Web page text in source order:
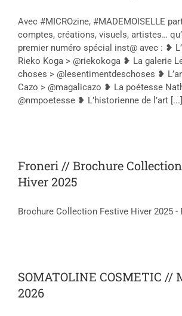
Avec #MICROzine, #MADEMOISELLE
comptes, créations, visuels, artistes…
premier numéro spécial inst@ avec : ❥
Rieko Koga > @riekokoga ❥ La galerie
choses > @lesentimentdeschoses ❥
Cazo > @magalicazo ❥ La poétesse
@nmpoetesse ❥ L’historienne de l’art [...]
Froneri // Brochure
Hiver 2025
Brochure Collection Festive Hiver 2025 -
SOMATOLINE COSMETIC //
2026